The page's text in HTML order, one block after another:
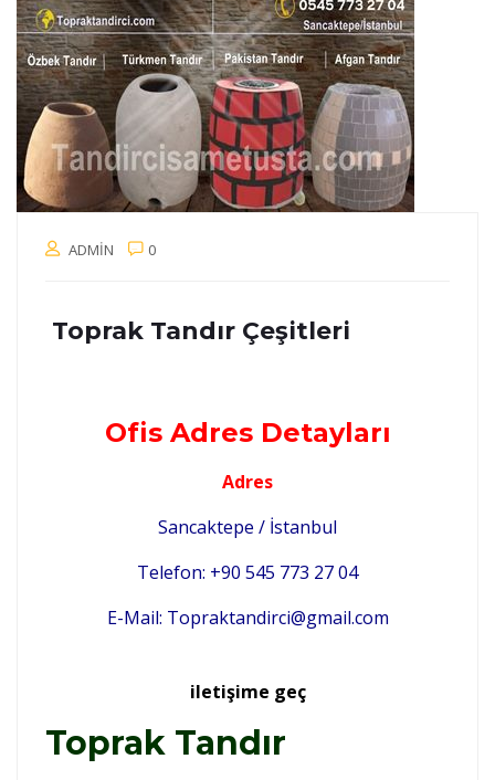
ADMIN 0
Toprak Tandır Çeşitleri
Ofis Adres Detayları
Adres
Sancaktepe / İstanbul
Telefon: +90 545 773 27 04
E-Mail: Topraktandirci@gmail.com
iletişime geç
Toprak Tandır